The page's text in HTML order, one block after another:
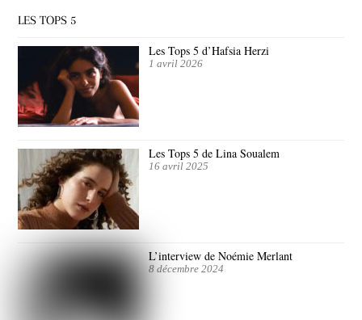
LES TOPS 5
Les Tops 5 d’Hafsia Herzi
1 avril 2026
Les Tops 5 de Lina Soualem
16 avril 2025
L’interview de Noémie Merlant
8 décembre 2024